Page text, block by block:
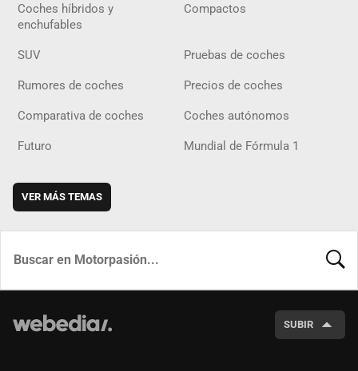
Coches híbridos y
enchufables
Compactos
SUV Pruebas de coches
Rumores de coches Precios de coches
Comparativa de coches Coches autónomos
Futuro Mundial de Fórmula 1
VER MÁS TEMAS
SUBIR